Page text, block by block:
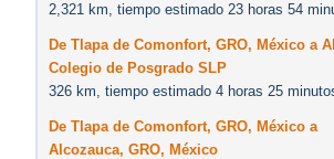
2,321 km, tiempo estimado 23 horas 54
De Tlapa de Comonfort, GRO, México a Al
Colegio de Posgrado SLP
326 km, tiempo estimado 4 horas 25
De Tlapa de Comonfort, GRO, México a
Alcozauca, GRO, México